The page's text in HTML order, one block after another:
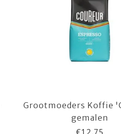
Grootmoeders Koffie
gemalen
€12,75